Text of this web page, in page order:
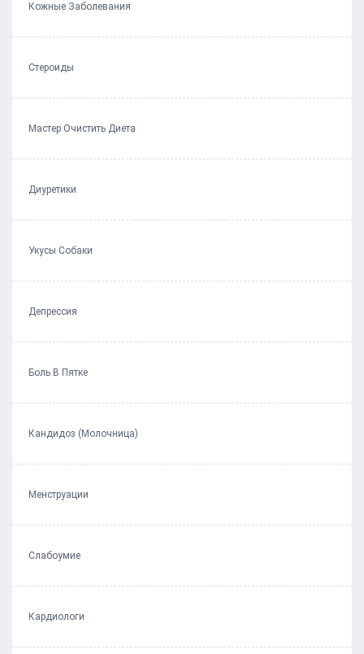
Кожные Заболевания
Стероиды
Мастер Очистить Диета
Диуретики
Укусы Собаки
Депрессия
Боль В Пятке
Кандидоз (Молочница)
Менструации
Слабоумие
Кардиологи